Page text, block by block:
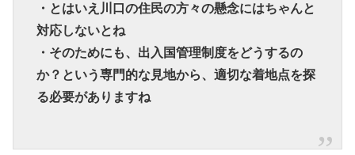
・とはいえ川口の住民の方々の懸念にはちゃんと
対応しないとね
・そのためにも、出入国管理制度をどうするの
か？という専門的な見地から、適切な着地点を探
る必要がありますね